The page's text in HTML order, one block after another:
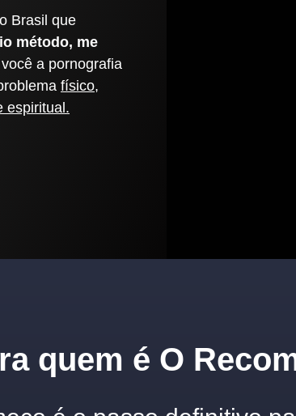
Brasil que
método, me
a pornografia
físico,
espiritual.
quem é O